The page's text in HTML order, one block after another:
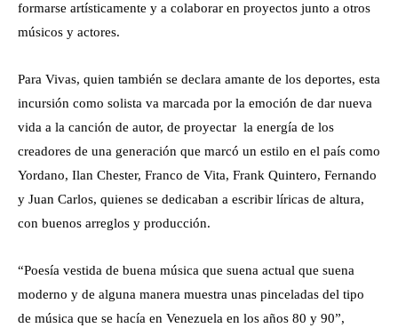
formarse artísticamente y a colaborar en proyectos junto a otros
músicos y actores.
Para Vivas, quien también se declara amante de los deportes, esta
incursión como solista va marcada por la emoción de dar nueva
vida a la canción de autor, de proyectar la energía de los
creadores de una generación que marcó un estilo en el país como
Yordano, Ilan Chester, Franco de Vita, Frank Quintero, Fernando
y Juan Carlos, quienes se dedicaban a escribir líricas de altura,
con buenos arreglos y producción.
“Poesía vestida de buena música que suena actual que suena
moderno y de alguna manera muestra unas pinceladas del tipo
de música que se hacía en Venezuela en los años 80 y 90”,